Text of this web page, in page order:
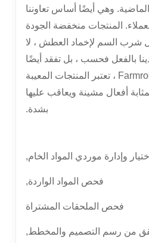
الماضية. وهي أيضًا أساس تعاوننا
المنتجات منخفضة الجودة
شرب السم لإخماد العطش ، لا
بالفعل فحسب ، بل تفقد أيضًا
سوق المستقبل. في Farmrob ، تعتبر المنتجات المعيبة
أفعال مشينة ويعاقب عليها
بشدة.
اختيار وإدارة موردي المواد الخام,
فحص المواد الواردة,
فحص الملحقات المشتراة
من رسم التصميم والمخطط,